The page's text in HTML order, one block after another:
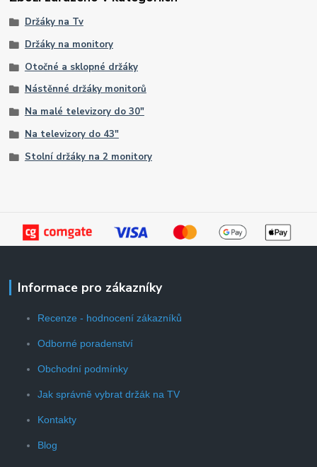
Držáky na Tv
Držáky na monitory
Otočné a sklopné držáky
Nástěnné držáky monitorů
Na malé televizory do 30"
Na televizory do 43"
Stolní držáky na 2 monitory
Informace pro zákazníky
Recenze - hodnocení zákazníků
Odborné poradenství
Obchodní podmínky
Jak správně vybrat držák na TV
Kontakty
Blog